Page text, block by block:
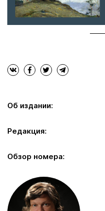
Об издании:
Редакция:
Обзор номера: